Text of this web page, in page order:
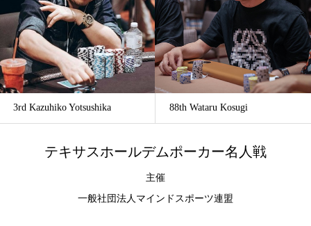
3rd Kazuhiko Yotsushika 88th Wataru Kosugi
テキサスホールデムポーカー名人戦
主催
一般社団法人マインドスポーツ連盟